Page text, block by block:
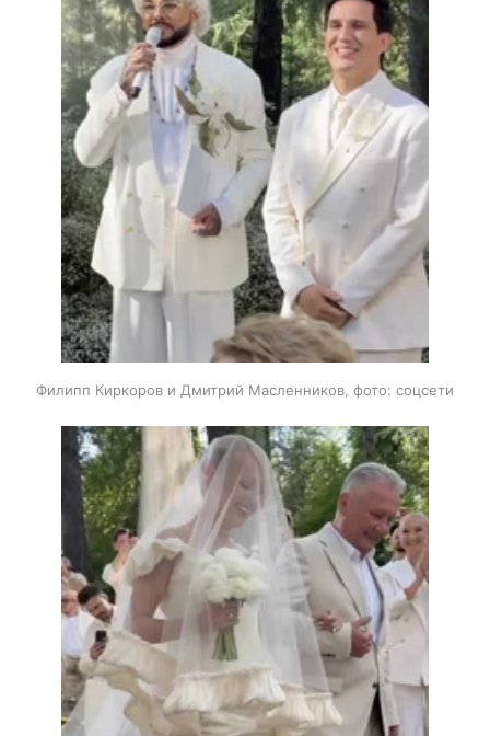
Филипп Киркоров и Дмитрий Масленников, фото: соцсети